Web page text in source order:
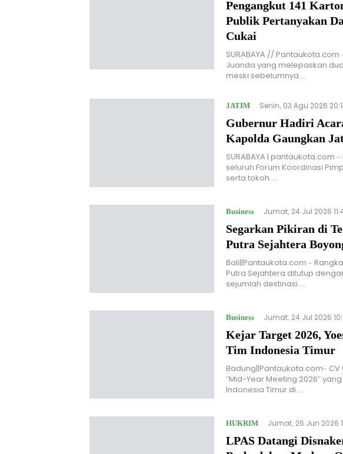
Pengangkut 141
Publik Pertanyakan
Cukai
SURABAYA //
Juanda yang melepaskan
meski sebelumnya…
JATIM Senin, 03 Agu 2026
Gubernur Hadiri
Kapolda Gaungkan
SURABAYA |
seluruh Forum Koordinasi
serta tokoh…
Business Jumat, 24 Jul 2026
Segarkan Pikiran di
Putra Sejahtera
Bali||Pantaukota.com –
Putra Sejahtera ditutup
sejumlah destinasi…
Business Jumat, 24 Jul 2026
Kejar Target 2026,
Tim Indonesia Timur
Badung||Pantaukota.com–
"Mid-Year Meeting 2026"
Indonesia Timur di…
HUKRIM Jumat, 26 Jun 2026
LPAS Datangi